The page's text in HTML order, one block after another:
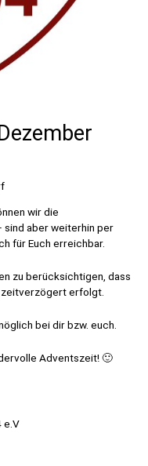
wir die
aber weiterhin per
für Euch erreichbar.
zu berücksichtigen, dass
erfolgt.
bei dir bzw. euch.
Adventszeit! 🙂
e.V